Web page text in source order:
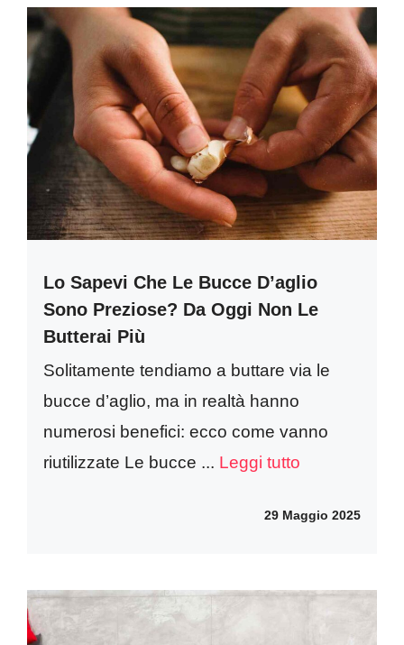
Lo Sapevi Che Le Bucce D’aglio
Sono Preziose? Da Oggi Non Le
Butterai Più
Solitamente tendiamo a buttare via le
bucce d’aglio, ma in realtà hanno
numerosi benefici: ecco come vanno
riutilizzate Le bucce ... Leggi tutto
29 Maggio 2025